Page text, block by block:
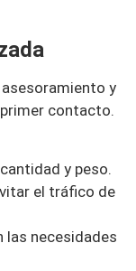
y
contacto.
y peso.
el tráfico de
las necesidades